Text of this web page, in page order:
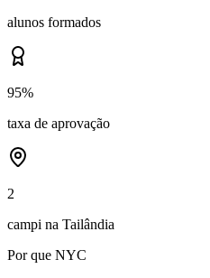
alunos formados
95%
taxa de aprovação
2
campi na Tailândia
Por que NYC